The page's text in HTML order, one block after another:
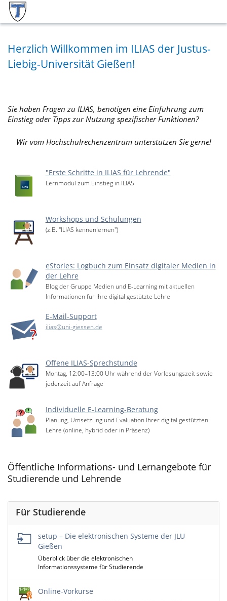
Herzlich Willkommen im ILIAS der Justus-
Liebig-Universität Gießen!
Sie haben Fragen zu ILIAS, benötigen eine Einführung zum
Einstieg oder Tipps zur Nutzung spezifischer Funktionen?
Wir vom Hochschulrechenzentrum unterstützen Sie gerne!
"Erste Schritte in ILIAS für Lehrende"
Lernmodul zum Einstieg in ILIAS
Workshops und Schulungen
(z.B. "ILIAS kennenlernen")
eStories: Logbuch zum Einsatz digitaler Medien in
der Lehre
Blog der Gruppe Medien und E-Learning mit aktuellen
Informationen für Ihre digital gestützte Lehre
E-Mail-Support
ilias@uni-giessen.de
Offene ILIAS-Sprechstunde
Montag, 12:00–13:00 Uhr während der Vorlesungszeit sowie
jederzeit auf Anfrage
Individuelle E-Learning-Beratung
Planung, Umsetzung und Evaluation Ihrer digital gestützten
Lehre (online, hybrid oder in Präsenz)
Öffentliche Informations- und Lernangebote für
Studierende und Lehrende
Für Studierende
setup – Die elektronischen Systeme der JLU
Gießen
Überblick über die elektronischen
Informationssysteme für Studierende
Online-Vorkurse